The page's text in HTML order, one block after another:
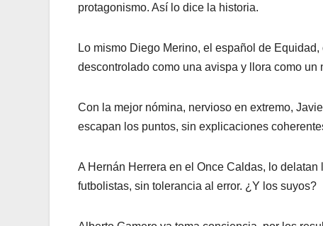
protagonismo. Así lo dice la historia.
Lo mismo Diego Merino, el español de
descontrolado como una avispa y llora como un
Con la mejor nómina, nervioso en extremo,
escapan los puntos, sin explicaciones
A Hernán Herrera en el Once Caldas, lo
futbolistas, sin tolerancia al error. ¿Y los suyos?